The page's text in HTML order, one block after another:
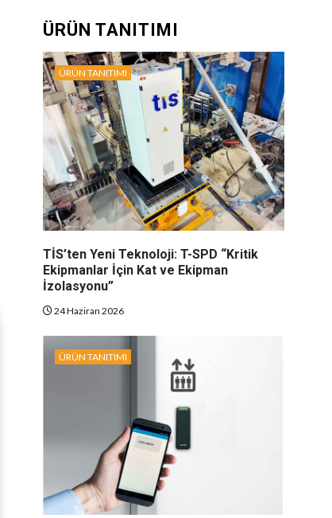
ÜRÜN TANITIMI
ÜRÜN TANITIMI
TİS’ten Yeni Teknoloji: T-SPD “Kritik
Ekipmanlar İçin Kat ve Ekipman
İzolasyonu”
24 Haziran 2026
ÜRÜN TANITIMI